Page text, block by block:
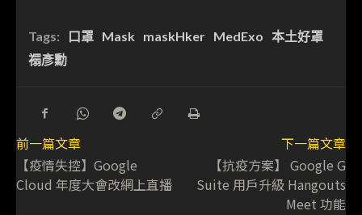
Tags: 口罩 Mask maskHker MedExo 本土好罩
禤彥勳
前一篇文章
【疫情失控】Google
Cloud 年度大會改網上直播
下一篇文章
【抗疫方案】 Google G
Suite 用戶升級 Hangouts
Meet 功能